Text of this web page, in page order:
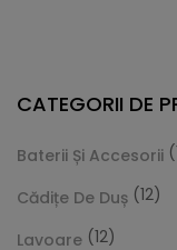
CATEGORII DE
Baterii Și Accesorii
Cădițe De Duș (12)
Lavoare (12)